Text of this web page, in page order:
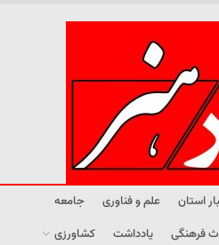
استان علم و فناوری
جامعه
فرهنگی یادداشت
کشاورزی